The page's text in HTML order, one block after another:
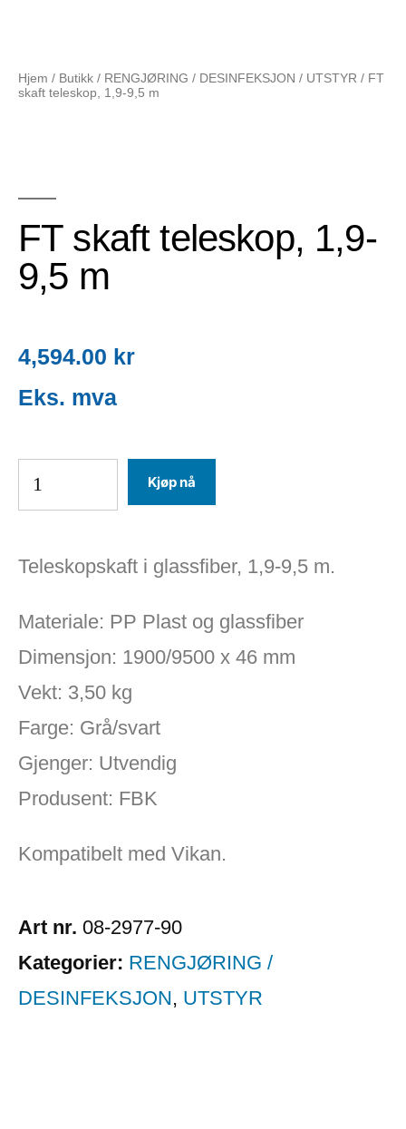
Hjem / Butikk / RENGJØRING / DESINFEKSJON / UTSTYR / FT
skaft teleskop, 1,9-9,5 m
FT skaft teleskop, 1,9-
9,5 m
4,594.00 kr
Kjøp nå
Teleskopskaft i glassfiber, 1,9-9,5 m.
Materiale: PP Plast og glassfiber
Dimensjon: 1900/9500 x 46 mm
Vekt: 3,50 kg
Farge: Grå/svart
Gjenger: Utvendig
Produsent: FBK
Kompatibelt med Vikan.
Art nr. 08-2977-90
Kategorier: RENGJØRING /
DESINFEKSJON, UTSTYR